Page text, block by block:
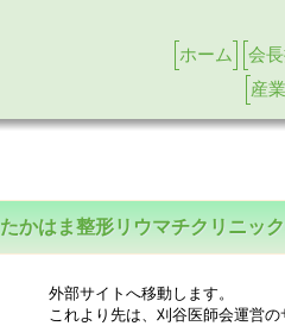
ホーム 会
産
たかはま整形リウマチクリニッ
外部サイトへ移動します。
これより先は、刈谷医師会運営の